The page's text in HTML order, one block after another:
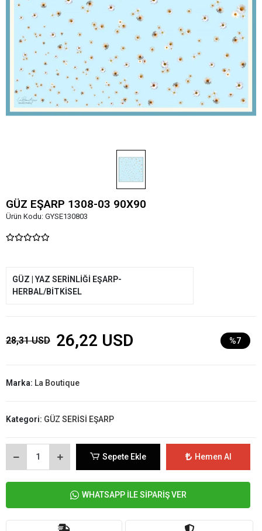
GÜZ EŞARP 1308-03 90X90
Ürün Kodu: GYSE130803
GÜZ | YAZ SERİNLİĞİ EŞARP-
HERBAL/BİTKİSEL
28,31 USD 26,22 USD %7
Marka: La Boutique
Kategori: GÜZ SERİSİ EŞARP
Sepete Ekle Hemen Al
WHATSAPP İLE SİPARİŞ VER